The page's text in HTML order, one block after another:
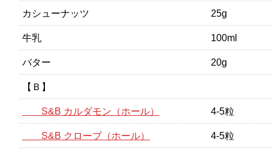
カシューナッツ 25g
牛乳 100ml
バター 20g
【Ｂ】
S&B カルダモン（ホール） 4-5粒
S&B クローブ（ホール） 4-5粒